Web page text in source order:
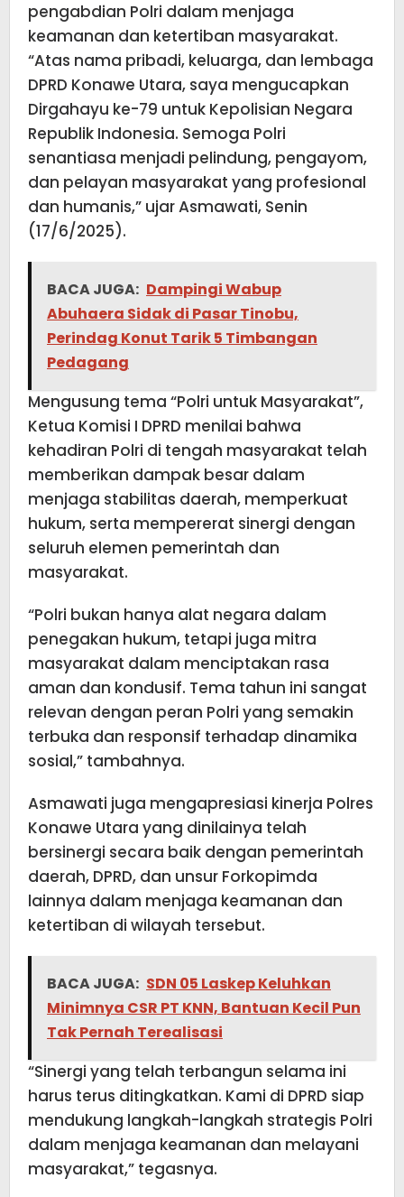
pengabdian Polri dalam menjaga
keamanan dan ketertiban masyarakat.
“Atas nama pribadi, keluarga, dan lembaga
DPRD Konawe Utara, saya mengucapkan
Dirgahayu ke-79 untuk Kepolisian Negara
Republik Indonesia. Semoga Polri
senantiasa menjadi pelindung, pengayom,
dan pelayan masyarakat yang profesional
dan humanis,” ujar Asmawati, Senin
(17/6/2025).
BACA JUGA: Dampingi Wabup
Abuhaera Sidak di Pasar Tinobu,
Perindag Konut Tarik 5 Timbangan
Pedagang
Mengusung tema “Polri untuk Masyarakat”,
Ketua Komisi I DPRD menilai bahwa
kehadiran Polri di tengah masyarakat telah
memberikan dampak besar dalam
menjaga stabilitas daerah, memperkuat
hukum, serta mempererat sinergi dengan
seluruh elemen pemerintah dan
masyarakat.
“Polri bukan hanya alat negara dalam
penegakan hukum, tetapi juga mitra
masyarakat dalam menciptakan rasa
aman dan kondusif. Tema tahun ini sangat
relevan dengan peran Polri yang semakin
terbuka dan responsif terhadap dinamika
sosial,” tambahnya.
Asmawati juga mengapresiasi kinerja Polres
Konawe Utara yang dinilainya telah
bersinergi secara baik dengan pemerintah
daerah, DPRD, dan unsur Forkopimda
lainnya dalam menjaga keamanan dan
ketertiban di wilayah tersebut.
BACA JUGA: SDN 05 Laskep Keluhkan
Minimnya CSR PT KNN, Bantuan Kecil Pun
Tak Pernah Terealisasi
“Sinergi yang telah terbangun selama ini
harus terus ditingkatkan. Kami di DPRD siap
mendukung langkah-langkah strategis Polri
dalam menjaga keamanan dan melayani
masyarakat,” tegasnya.